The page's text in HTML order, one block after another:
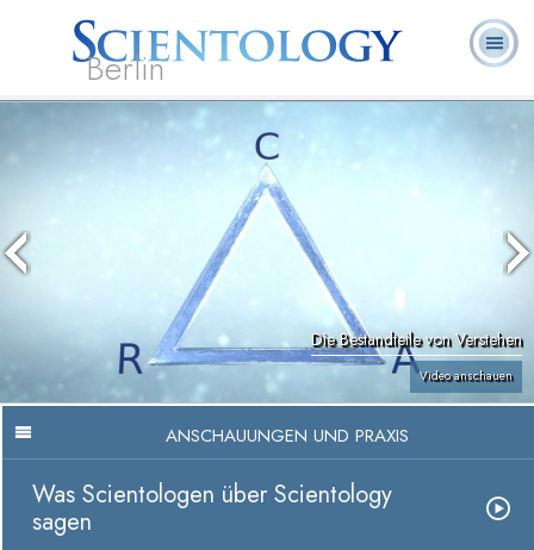
Berlin
L. Ron
Ehrenamtliche
Geistliche
Die Bestandteile von Verstehen
Video anschauen
ANSCHAUUNGEN UND PRAXIS
Was Scientologen über Scientology
sagen